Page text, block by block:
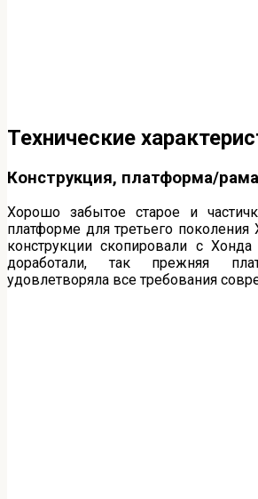
Технические
Конструкция, платформа/рама
Хорошо забытое старое и
платформе для третьего поколения
конструкции скопировали с
доработали, так прежняя
удовлетворяла все требования